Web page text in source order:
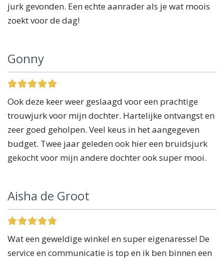
jurk gevonden. Een echte aanrader als je wat moois
zoekt voor de dag!
Gonny
Ook deze keer weer geslaagd voor een prachtige
trouwjurk voor mijn dochter. Hartelijke ontvangst en
zeer goed geholpen. Veel keus in het aangegeven
budget. Twee jaar geleden ook hier een bruidsjurk
gekocht voor mijn andere dochter ook super mooi.
Aisha de Groot
Wat een geweldige winkel en super eigenaresse! De
service en communicatie is top en ik ben binnen een